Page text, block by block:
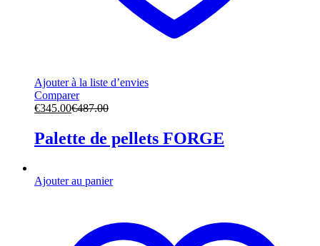
Ajouter à la liste d’envies
Comparer
€345.00€487.00
Palette de pellets FORGE
Ajouter au panier